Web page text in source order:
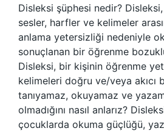
Disleksi şüphesi nedir?
sesler, harfler ve kelimeler
anlama yetersizliği nedeniyle
sonuçlanan bir öğrenme
Disleksi, bir kişinin öğrenme
kelimeleri doğru ve/veya akıcı
tanıyamaz, okuyamaz ve
olmadığını nasıl anlarız?
çocuklarda okuma güçlüğü,